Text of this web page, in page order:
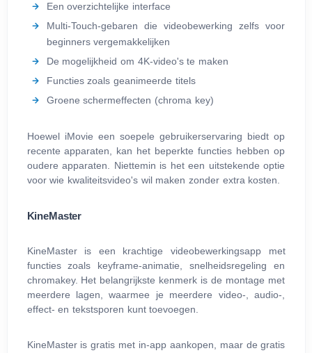
Een overzichtelijke interface
Multi-Touch-gebaren die videobewerking zelfs voor
beginners vergemakkelijken
De mogelijkheid om 4K-video's te maken
Functies zoals geanimeerde titels
Groene schermeffecten (chroma key)
Hoewel iMovie een soepele gebruikerservaring biedt op
recente apparaten, kan het beperkte functies hebben op
oudere apparaten. Niettemin is het een uitstekende optie
voor wie kwaliteitsvideo's wil maken zonder extra kosten.
KineMaster
KineMaster is een krachtige videobewerkingsapp met
functies zoals keyframe-animatie, snelheidsregeling en
chromakey. Het belangrijkste kenmerk is de montage met
meerdere lagen, waarmee je meerdere video-, audio-,
effect- en tekstsporen kunt toevoegen.
KineMaster is gratis met in-app aankopen, maar de gratis